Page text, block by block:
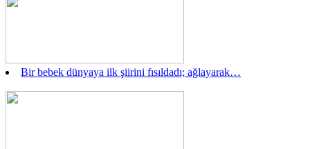
Bir bebek dünyaya ilk şiirini fısıldadı; ağlayarak…